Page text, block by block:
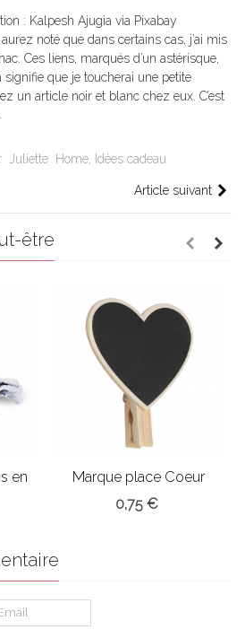
: Kalpesh Ajugia via Pixabay
noté que dans certains cas, j’ai mis
Ces liens, marqués d’un astérisque,
signifie que je toucherai une petite
un article noir et blanc chez eux. C’est
Juliette Home, Idées cadeau
Article suivant
être
en
Marque place Coeur
0,75 €